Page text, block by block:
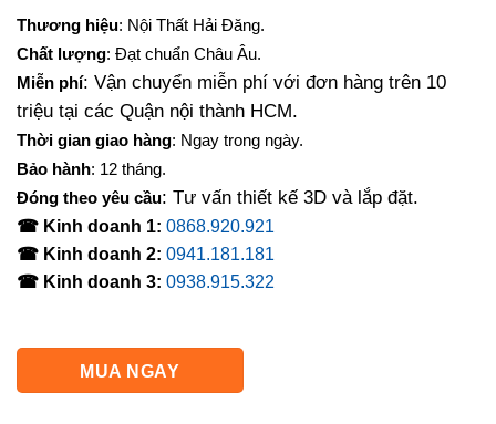
Thương hiệu: Nội Thất Hải Đăng.
Chất lượng: Đạt chuẩn Châu Âu.
Miễn phí: Vận chuyển miễn phí với đơn hàng trên 10
triệu tại các Quận nội thành HCM.
Thời gian giao hàng: Ngay trong ngày.
Bảo hành: 12 tháng.
Đóng theo yêu cầu: Tư vấn thiết kế 3D và lắp đặt.
☎ Kinh doanh 1: 0868.920.921
☎ Kinh doanh 2: 0941.181.181
☎ Kinh doanh 3: 0938.915.322
MUA NGAY